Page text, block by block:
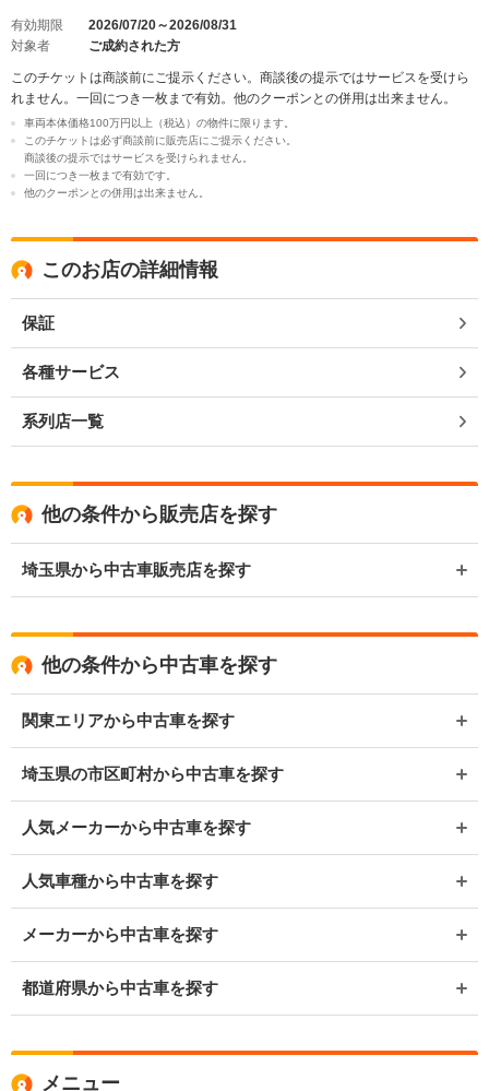
有効期限
2026/07/20～2026/08/31
対象者
ご成約された方
このチケットは商談前にご提示ください。商談後の提示ではサービスを受けら
れません。一回につき一枚まで有効。他のクーポンとの併用は出来ません。
車両本体価格100万円以上（税込）の物件に限ります。
このチケットは必ず商談前に販売店にご提示ください。
商談後の提示ではサービスを受けられません。
一回につき一枚まで有効です。
他のクーポンとの併用は出来ません。
このお店の詳細情報
保証
各種サービス
系列店一覧
他の条件から販売店を探す
埼玉県から中古車販売店を探す
他の条件から中古車を探す
関東エリアから中古車を探す
埼玉県の市区町村から中古車を探す
人気メーカーから中古車を探す
人気車種から中古車を探す
メーカーから中古車を探す
都道府県から中古車を探す
メニュー